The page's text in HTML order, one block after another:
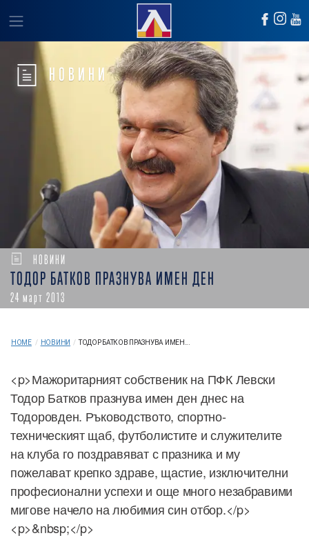
НОВИНИ
НОВИНИ
ТОДОР БАТКОВ ПРАЗНУВА ИМЕН ДЕН
24 март 2013
HOME / НОВИНИ / ТОДОР БАТКОВ ПРАЗНУВА ИМЕН...
<p>Мажоритарният собственик на ПФК Левски
Тодор Батков празнува имен ден днес на
Тодоровден. Ръководството, спортно-
техническият щаб, футболистите и служителите
на клуба го поздравяват с празника и му
пожелават крепко здраве, щастие, изключителни
професионални успехи и още много незабравими
мигове начело на любимия син отбор.</p>
<p>&nbsp;</p>